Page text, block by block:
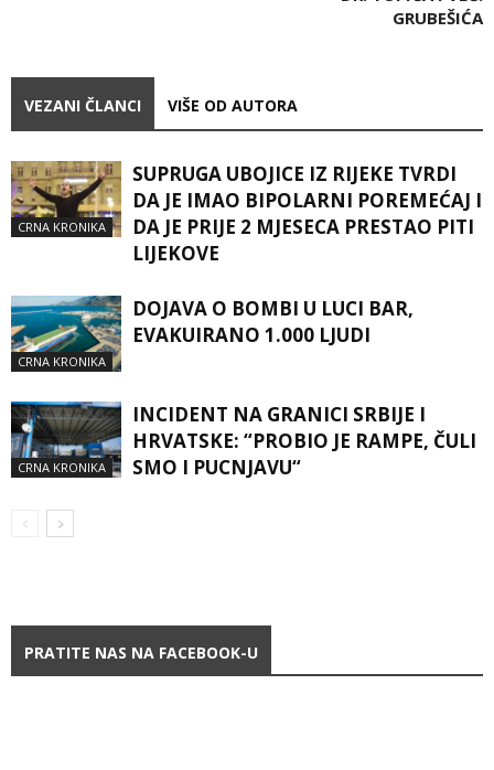
GRUBEŠIĆA
VEZANI ČLANCI VIŠE OD AUTORA
CRNA KRONIKA
SUPRUGA UBOJICE IZ RIJEKE TVRDI
DA JE IMAO BIPOLARNI POREMEĆAJ I
DA JE PRIJE 2 MJESECA PRESTAO PITI
LIJEKOVE
CRNA KRONIKA
DOJAVA O BOMBI U LUCI BAR,
EVAKUIRANO 1.000 LJUDI
CRNA KRONIKA
INCIDENT NA GRANICI SRBIJE I
HRVATSKE: “PROBIO JE RAMPE, ČULI
SMO I PUCNJAVU“
PRATITE NAS NA FACEBOOK-U